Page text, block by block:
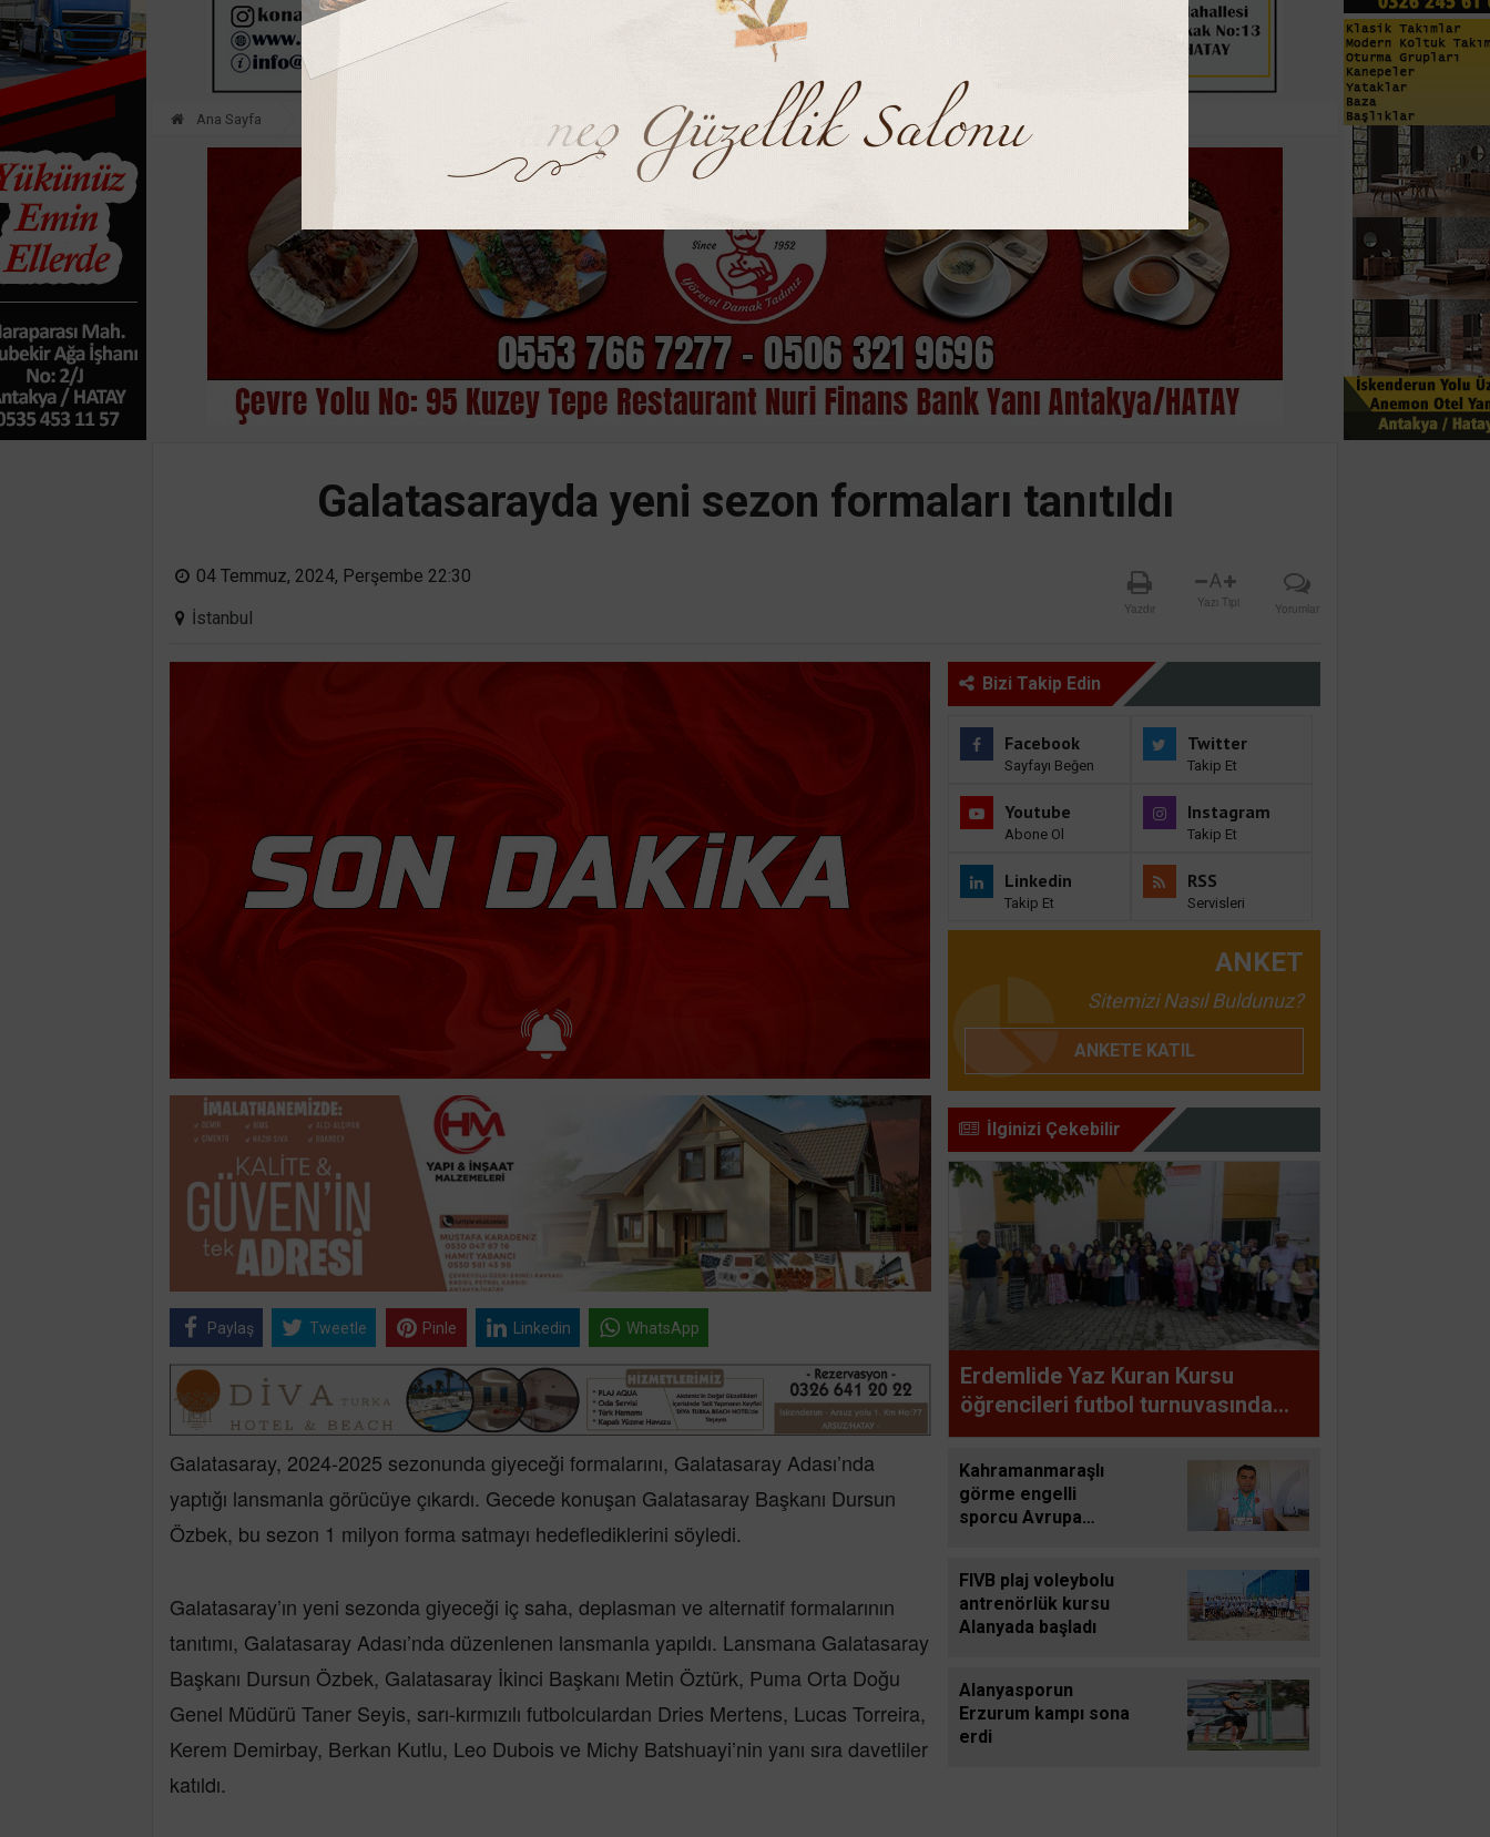
Ana Sayfa
Galatasarayda yeni sezon formaları tanıtıldı
04 Temmuz, 2024, Perşembe 22:30
İstanbul
Yazdır
A
Yazı Tipi Yorumlar
Paylaş Tweetle Pinle Linkedin WhatsApp
Galatasaray, 2024-2025 sezonunda giyeceği formalarını, Galatasaray Adası’nda
yaptığı lansmanla görücüye çıkardı. Gecede konuşan Galatasaray Başkanı Dursun
Özbek, bu sezon 1 milyon forma satmayı hedeflediklerini söyledi.
Galatasaray’ın yeni sezonda giyeceği iç saha, deplasman ve alternatif formalarının
tanıtımı, Galatasaray Adası’nda düzenlenen lansmanla yapıldı. Lansmana Galatasaray
Başkanı Dursun Özbek, Galatasaray İkinci Başkanı Metin Öztürk, Puma Orta Doğu
Genel Müdürü Taner Seyis, sarı-kırmızılı futbolculardan Dries Mertens, Lucas Torreira,
Kerem Demirbay, Berkan Kutlu, Leo Dubois ve Michy Batshuayi’nin yanı sıra davetliler
katıldı.
Bizi Takip Edin
Facebook
Sayfayı Beğen
Twitter
Takip Et
Youtube
Abone Ol
Instagram
Takip Et
Linkedin
Takip Et
RSS
Servisleri
ANKET
Sitemizi Nasıl Buldunuz?
ANKETE KATIL
İlginizi Çekebilir
Erdemlide Yaz Kuran Kursu
öğrencileri futbol turnuvasında
buluştu
Kahramanmaraşlı
görme engelli
sporcu Avrupa
FIVB plaj voleybolu
antrenörlük kursu
Alanyada başladı
Alanyasporun
Erzurum kampı sona
erdi